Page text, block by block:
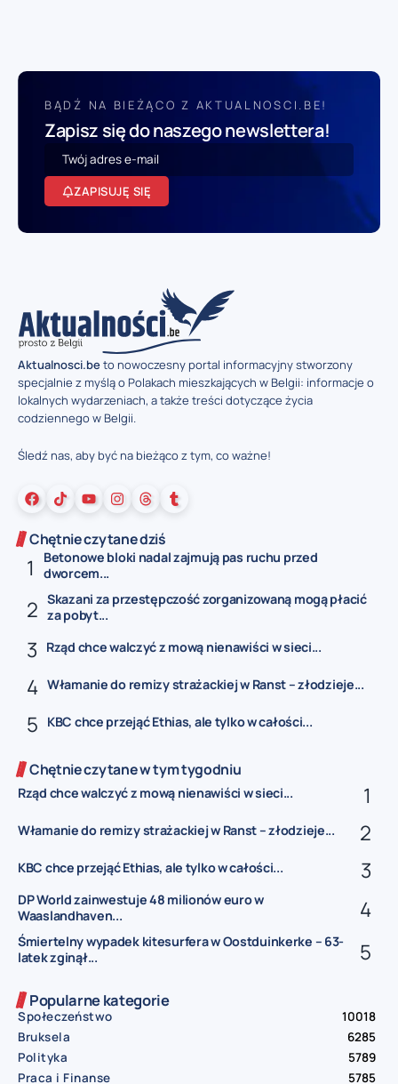
BĄDŹ NA BIEŻĄCO Z AKTUALNOSCI.BE!
Zapisz się do naszego newslettera!
ZAPISUJĘ SIĘ
Aktualnosci.beto nowoczesny portal informacyjny stworzony
specjalnie z myślą o Polakach mieszkających w Belgii: informacje o
lokalnych wydarzeniach, a także treści dotyczące życia
codziennego w Belgii.
Śledź nas, aby być na bieżąco z tym, co ważne!
Chętnie czytane dziś
Betonowe bloki nadal zajmują pas ruchu przed
dworcem...
Skazani za przestępczość zorganizowaną mogą płacić
za pobyt...
Rząd chce walczyć z mową nienawiści w sieci...
Włamanie do remizy strażackiej w Ranst – złodzieje...
KBC chce przejąć Ethias, ale tylko w całości...
Chętnie czytane w tym tygodniu
Rząd chce walczyć z mową nienawiści w sieci...
Włamanie do remizy strażackiej w Ranst – złodzieje...
KBC chce przejąć Ethias, ale tylko w całości...
DP World zainwestuje 48 milionów euro w
Waaslandhaven...
Śmiertelny wypadek kitesurfera w Oostduinkerke – 63-
latek zginął...
Popularne kategorie
Społeczeństwo
10018
Bruksela
6285
Polityka
5789
Praca i Finanse
5785